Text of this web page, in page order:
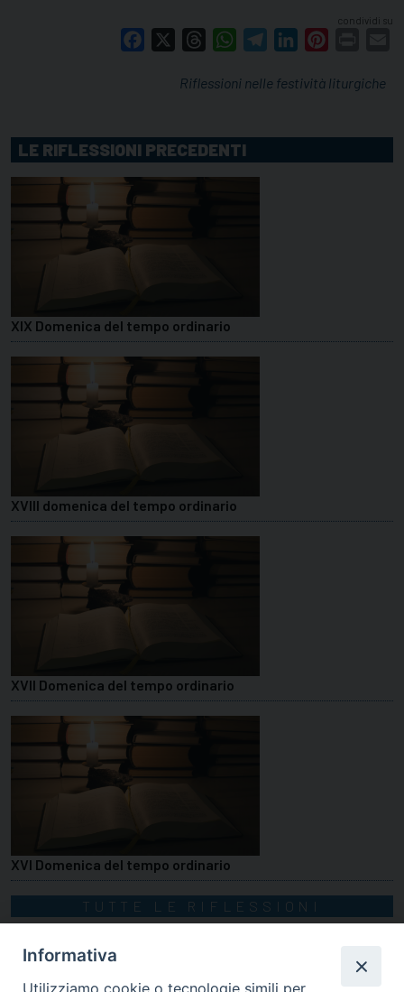
condividi su
Facebook ThreadsWhatsAppTelegramLinkedIn
Riflessioni nelle festività liturgiche
LE RIFLESSIONI PRECEDENTI
XIX Domenica del tempo ordinario
XVIII domenica del tempo ordinario
XVII Domenica del tempo ordinario
XVI Domenica del tempo ordinario
TUTTE LE RIFLESSIONI
Informativa